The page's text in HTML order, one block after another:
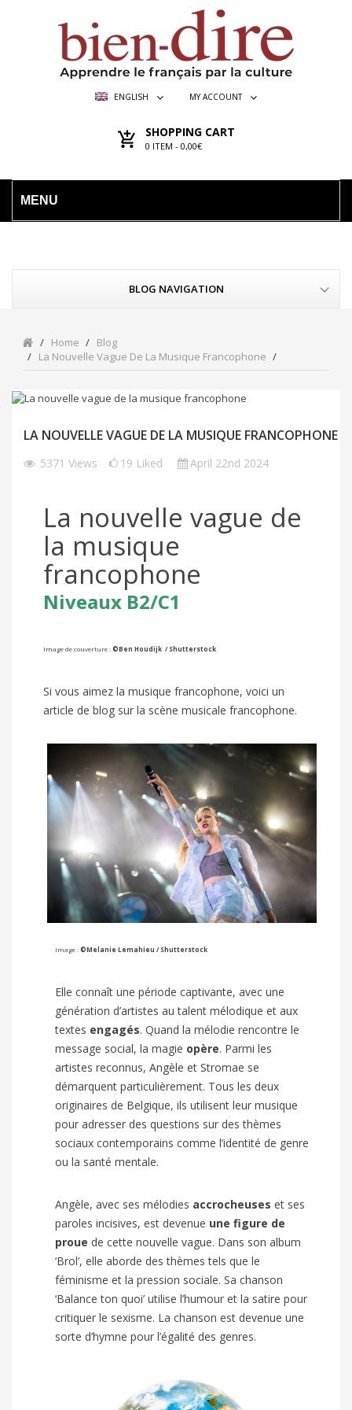
ENGLISH MY ACCOUNT
SHOPPING CART
0 ITEM - 0,00€
MENU
BLOG NAVIGATION
Home
Blog
La Nouvelle Vague De La Musique Francophone
LA NOUVELLE VAGUE DE LA MUSIQUE FRANCOPHONE
5371 Views 19 Liked April 22nd 2024
La nouvelle vague de
la musique
francophone
Niveaux B2/C1
Image de couverture :©Ben Houdijk / Shutterstock
Si vous aimez la musique francophone, voici un
article de blog sur la scène musicale francophone.
Image :©Melanie Lemahieu / Shutterstock
Elle connaît une période captivante, avec une
génération d’artistes au talent mélodique et aux
textes engagés. Quand la mélodie rencontre le
message social, la magie opère. Parmi les
artistes reconnus, Angèle et Stromae se
démarquent particulièrement. Tous les deux
originaires de Belgique, ils utilisent leur musique
pour adresser des questions sur des thèmes
sociaux contemporains comme l’identité de genre
ou la santé mentale.
Angèle, avec ses mélodies accrocheuses et ses
paroles incisives, est devenue une figure de
proue de cette nouvelle vague. Dans son album
‘Brol’, elle aborde des thèmes tels que le
féminisme et la pression sociale. Sa chanson
‘Balance ton quoi’ utilise l’humour et la satire pour
critiquer le sexisme. La chanson est devenue une
sorte d’hymne pour l’égalité des genres.